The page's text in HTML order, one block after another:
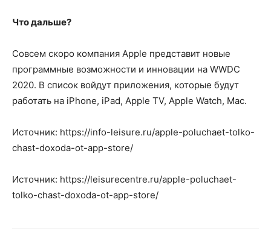
Что дальше?
Совсем скоро компания Apple представит новые
программные возможности и инновации на WWDC
2020. В список войдут приложения, которые будут
работать на iPhone, iPad, Apple TV, Apple Watch, Mac.
Источник: https://info-leisure.ru/apple-poluchaet-tolko-
chast-doxoda-ot-app-store/
Источник: https://leisurecentre.ru/apple-poluchaet-
tolko-chast-doxoda-ot-app-store/